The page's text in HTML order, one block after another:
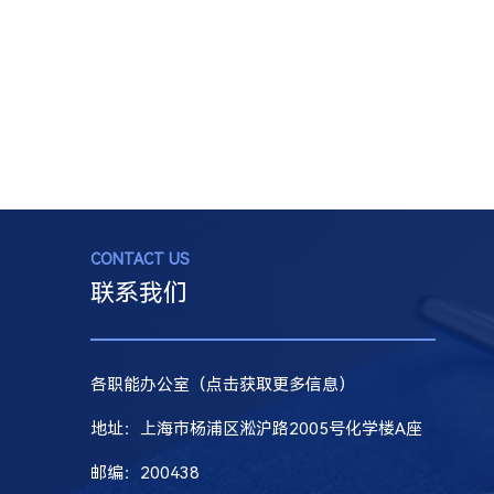
CONTACT US
联系我们
各职能办公室（点击获取更多信息）
地址：上海市杨浦区淞沪路2005号化学楼A座
邮编：200438